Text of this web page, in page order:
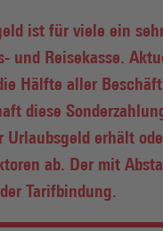
ist für viele ein
und Reisekasse.
Hälfte aller
diese
Urlaubsgeld erhält
ab. Der mit
Tarifbindung.